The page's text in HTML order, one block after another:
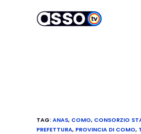
TAG:ANAS, COMO, CONSORZIO
PREFETTURA, PROVINCIA DI COMO,